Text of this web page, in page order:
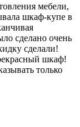
мебели,
шкаф-купе в
сделано очень
сделали!
шкаф!
только